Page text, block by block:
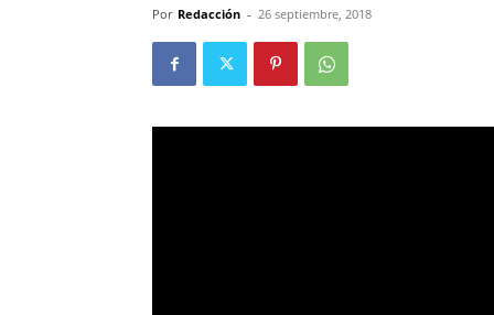
Por Redacción - 26 septiembre, 2018